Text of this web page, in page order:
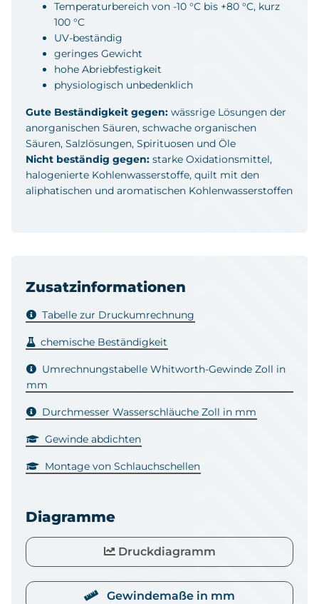
Temperaturbereich von -10 °C bis +80 °C, kurz
100 °C
UV-beständig
geringes Gewicht
hohe Abriebfestigkeit
physiologisch unbedenklich
Gute Beständigkeit gegen: wässrige Lösungen der
anorganischen Säuren, schwache organischen
Säuren, Salzlösungen, Spirituosen und Öle
Nicht beständig gegen: starke Oxidationsmittel,
halogenierte Kohlenwasserstoffe, quilt mit den
aliphatischen und aromatischen Kohlenwasserstoffen
Zusatzinformationen
Tabelle zur Druckumrechnung
chemische Beständigkeit
Umrechnungstabelle Whitworth-Gewinde Zoll in
mm
Durchmesser Wasserschläuche Zoll in mm
Gewinde abdichten
Montage von Schlauchschellen
Diagramme
Druckdiagramm
Gewindemaße in mm